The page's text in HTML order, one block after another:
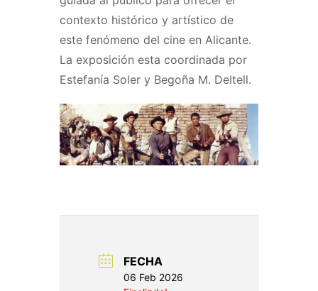
contexto histórico y artístico de
este fenómeno del cine en Alicante.
La exposición esta coordinada por
Estefanía Soler y Begoña M. Deltell.
FECHA
06 Feb 2026